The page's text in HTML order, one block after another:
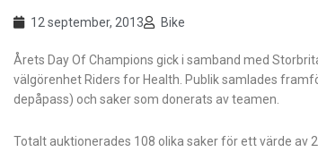
12 september, 2013 Bike
Årets Day Of Champions gick i samband med
välgörenhet Riders for Health. Publik samlades
depåpass) och saker som donerats av teamen.
Totalt auktionerades 108 olika saker för ett värde av